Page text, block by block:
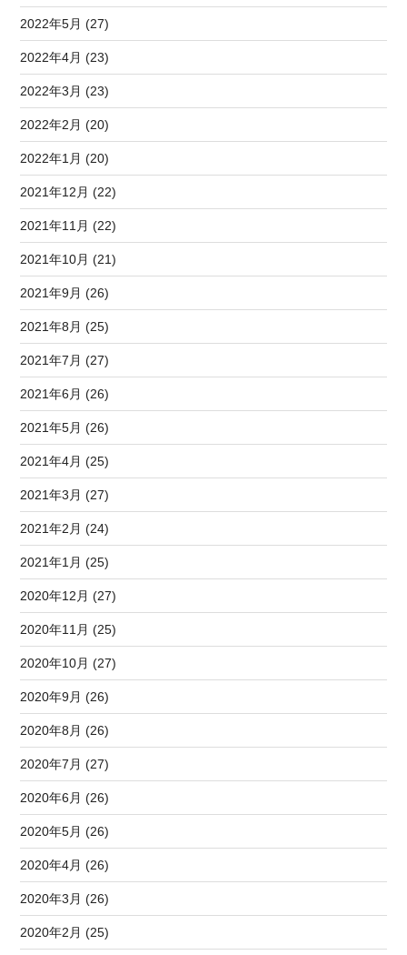
2022年5月 (27)
2022年4月 (23)
2022年3月 (23)
2022年2月 (20)
2022年1月 (20)
2021年12月 (22)
2021年11月 (22)
2021年10月 (21)
2021年9月 (26)
2021年8月 (25)
2021年7月 (27)
2021年6月 (26)
2021年5月 (26)
2021年4月 (25)
2021年3月 (27)
2021年2月 (24)
2021年1月 (25)
2020年12月 (27)
2020年11月 (25)
2020年10月 (27)
2020年9月 (26)
2020年8月 (26)
2020年7月 (27)
2020年6月 (26)
2020年5月 (26)
2020年4月 (26)
2020年3月 (26)
2020年2月 (25)